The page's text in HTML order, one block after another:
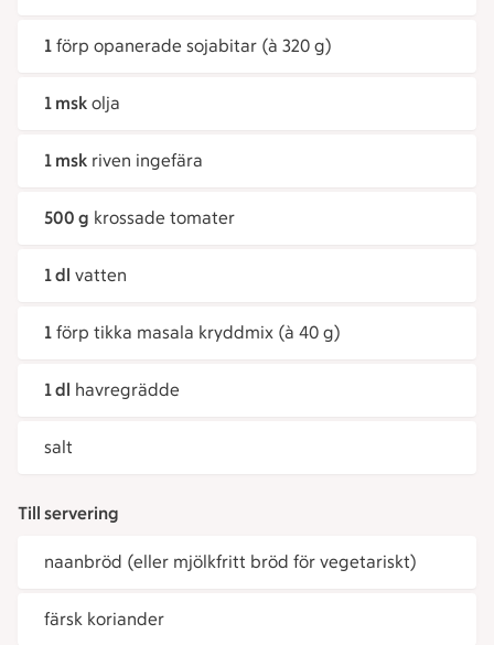
1 förp opanerade sojabitar (à 320 g)
1 msk olja
1 msk riven ingefära
500 g krossade tomater
1 dl vatten
1 förp tikka masala kryddmix (à 40 g)
1 dl havregrädde
salt
Till servering
naanbröd (eller mjölkfritt bröd för vegetariskt)
färsk koriander